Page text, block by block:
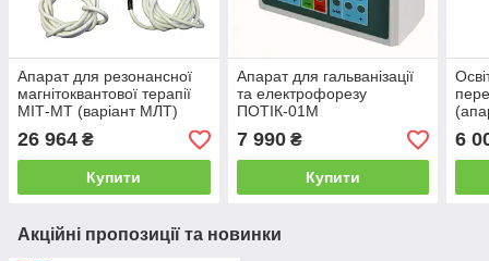
Апарат для резонансної
магнітоквантової терапії
МІТ-МТ (варіант МЛТ)
26 964 ₴
Купити
Апарат для гальванізації
та електрофорезу
ПОТІК-01М
7 990₴
Купити
6
Акційні пропозиції та новинки